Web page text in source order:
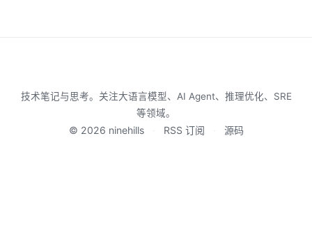
技术笔记与思考。关注大语言模型、AI Agent、推理优化、SRE
等领域。
© 2026 ninehills RSS 订阅 源码